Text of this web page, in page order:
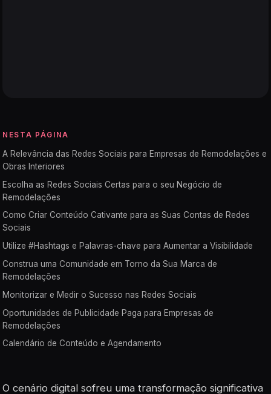
NESTA PÁGINA
A Relevância das Redes Sociais para Empresas de Remodelações e
Obras Interiores
Escolha as Redes Sociais Certas para o seu Negócio de
Remodelações
Como Criar Conteúdo Cativante para as Suas Contas de Redes
Sociais
Utilize #Hashtags e Palavras-chave para Aumentar a Visibilidade
Construa uma Comunidade em Torno da Sua Marca de
Remodelações
Monitorizar e Medir o Sucesso nas Redes Sociais
Oportunidades de Publicidade Paga para Empresas de
Remodelações
Calendário de Conteúdo e Agendamento
O cenário digital sofreu uma transformação significativa